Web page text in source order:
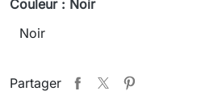
Couleur : Noir
Partager